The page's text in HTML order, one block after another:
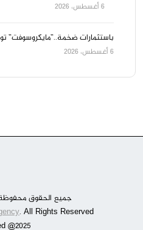
6 أغسطس، 2026
باستثمارات ضخمة..”مايكروسوفت”
6 أغسطس، 2026
جميع الحقوق محفوظة
. All Rights Reserved.
@2025